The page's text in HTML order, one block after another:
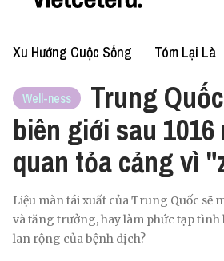
Xu Hướng Cuộc Sống Tóm Lại Là
Well-ness
Trung
biên giới sau
quan tỏa cảng vì
Liệu màn tái xuất của Trung Quốc sẽ
và tăng trưởng, hay làm phức tạp tình
lan rộng của bệnh dịch?